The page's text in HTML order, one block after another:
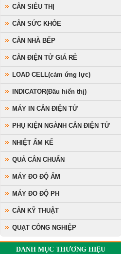
CÂN SIÊU THỊ
CÂN SỨC KHỎE
CÂN NHÀ BẾP
CÂN ĐIỆN TỬ GIÁ RẺ
LOAD CELL(cảm ứng lực)
INDICATOR(Đầu hiển thị)
MÁY IN CÂN ĐIỆN TỬ
PHỤ KIỆN NGÀNH CÂN ĐIỆN TỬ
NHIỆT ẨM KẾ
QUẢ CÂN CHUẨN
MÁY ĐO ĐỘ ẨM
MÁY ĐO ĐỘ PH
CÂN KỸ THUẬT
QUẠT CÔNG NGHIỆP
DANH MỤC THƯƠNG HIỆU